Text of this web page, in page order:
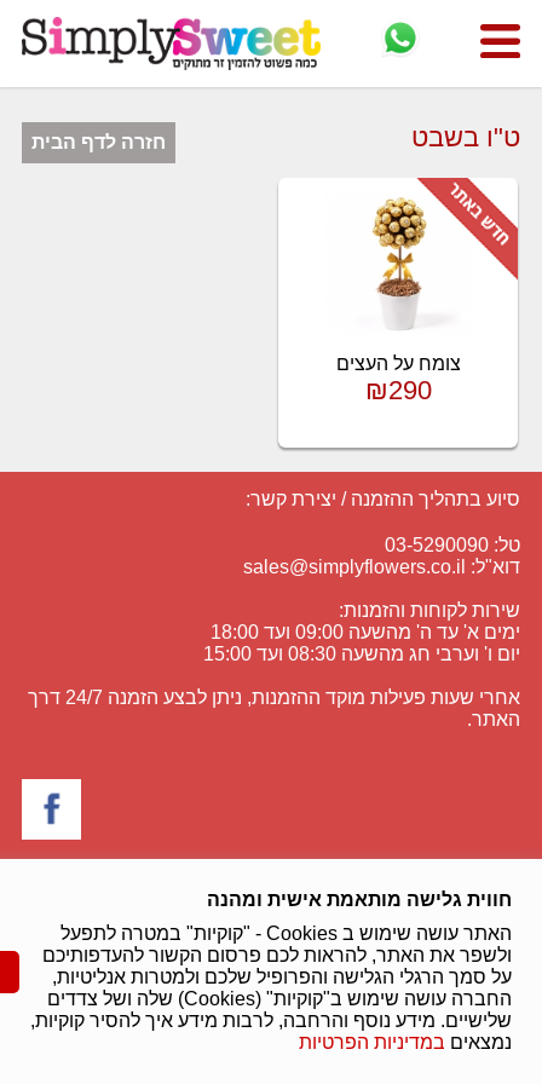
חווית גלישה מותאמת אישית ומהנה
האתר עושה שימוש ב Cookies - "קוקיות" במטרה לתפעל
ולשפר את האתר, להראות לכם פרסום הקשור להעדפותיכם
על סמך הרגלי הגלישה והפרופיל שלכם ולמטרות אנליטיות,
החברה עושה שימוש ב"קוקיות" (Cookies) שלה ושל צדדים
שלישיים. מידע נוסף והרחבה, לרבות מידע איך להסיר קוקיות,
נמצאים במדיניות הפרטיות
חזרה לדף הבית ט"ו בשבט
צומח על העצים
₪290
סיוע בתהליך ההזמנה / יצירת קשר:
טל: 03-5290090
דוא"ל: sales@simplyflowers.co.il
שירות לקוחות והזמנות:
ימים א' עד ה' מהשעה 09:00 ועד 18:00
יום ו' וערבי חג מהשעה 08:30 ועד 15:00
אחרי שעות פעילות מוקד ההזמנות, ניתן לבצע הזמנה 24/7 דרך
האתר.
תהליך הרכישה מאובטח בתקן העולמי: